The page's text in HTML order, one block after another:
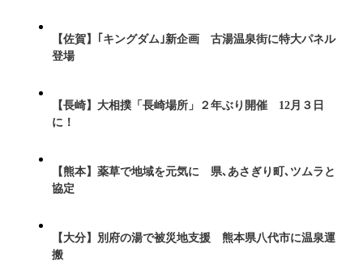
【佐賀】｢キングダム｣新企画 古湯温泉街に特大パネル
登場
【長崎】大相撲「長崎場所」２年ぶり開催 12月３日
に！
【熊本】薬草で地域を元気に 県､あさぎり町､ツムラと
協定
【大分】別府の湯で被災地支援 熊本県八代市に温泉運
搬